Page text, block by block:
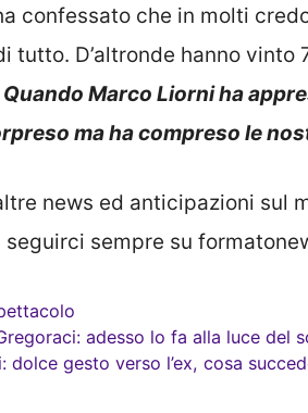
confessato che in molti
tutto. D’altronde hanno
Quando Marco Liorni ha
ma ha compreso le
news ed anticipazioni sul
sempre su
adesso lo fa alla luce del
dolce gesto verso l’ex, cosa